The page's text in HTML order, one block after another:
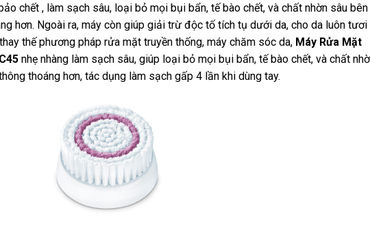
chết , làm sạch sâu, loại bỏ mọi bụi bẩn, tế bào chết, và chất nhờn sâu
hơn. Ngoài ra, máy còn giúp giải trừ độc tố tích tụ dưới da, cho da luôn
thế phương pháp rửa mặt truyền thống, máy chăm sóc da, Máy Rửa Mặt
nhẹ nhàng làm sạch sâu, giúp loại bỏ mọi bụi bẩn, tế bào chết, và chất
thoáng hơn, tác dụng làm sạch gấp 4 lần khi dùng tay.